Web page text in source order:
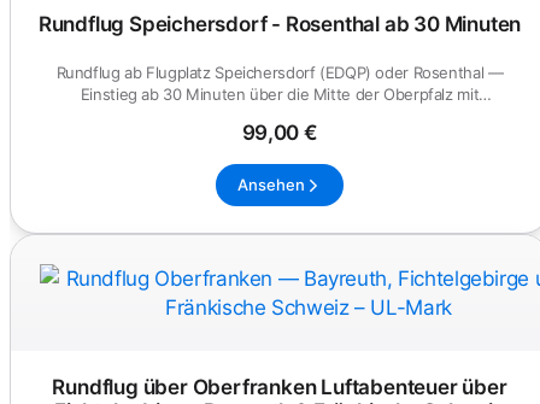
Rundflug Speichersdorf - Rosenthal ab 30 Minuten
Rundflug ab Flugplatz Speichersdorf (EDQP) oder Rosenthal —
Einstieg ab 30 Minuten über die Mitte der Oberpfalz mit
99,00 €
Ansehen
Rundflug über Oberfranken Luftabenteuer über